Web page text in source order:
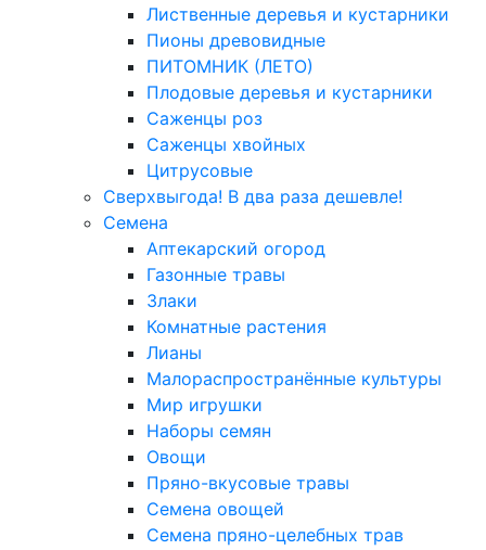
Лиственные деревья и кустарники
Пионы древовидные
ПИТОМНИК (ЛЕТО)
Плодовые деревья и кустарники
Саженцы роз
Саженцы хвойных
Цитрусовые
Сверхвыгода! В два раза дешевле!
Семена
Аптекарский огород
Газонные травы
Злаки
Комнатные растения
Лианы
Малораспространённые культуры
Мир игрушки
Наборы семян
Овощи
Пряно-вкусовые травы
Семена овощей
Семена пряно-целебных трав